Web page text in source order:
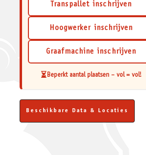
Transpallet inschrijven
Hoogwerker inschrijven
Graafmachine inschrijven
⏳Beperkt aantal plaatsen – vol = vol!
Beschikbare Data & Locaties